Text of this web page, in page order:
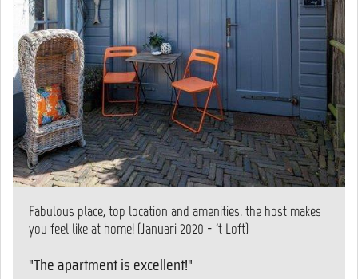
Fabulous place, top location and amenities. the host makes
you feel like at home! (Januari 2020 - 't Loft)
"The apartment is excellent!"